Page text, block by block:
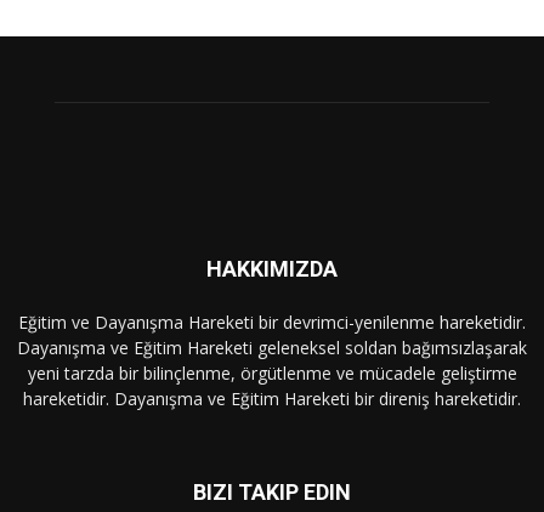
HAKKIMIZDA
Eğitim ve Dayanışma Hareketi bir devrimci-yenilenme hareketidir.
Dayanışma ve Eğitim Hareketi geleneksel soldan bağımsızlaşarak
yeni tarzda bir bilinçlenme, örgütlenme ve mücadele geliştirme
hareketidir. Dayanışma ve Eğitim Hareketi bir direniş hareketidir.
BIZI TAKIP EDIN